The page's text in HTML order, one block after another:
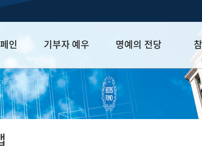
인
금
기부자 예우
예우 프로그램
세제 혜택
명예의 전당
HUFS Honor
Diamond Club
Platinum Club
참여방법
기부
잠재